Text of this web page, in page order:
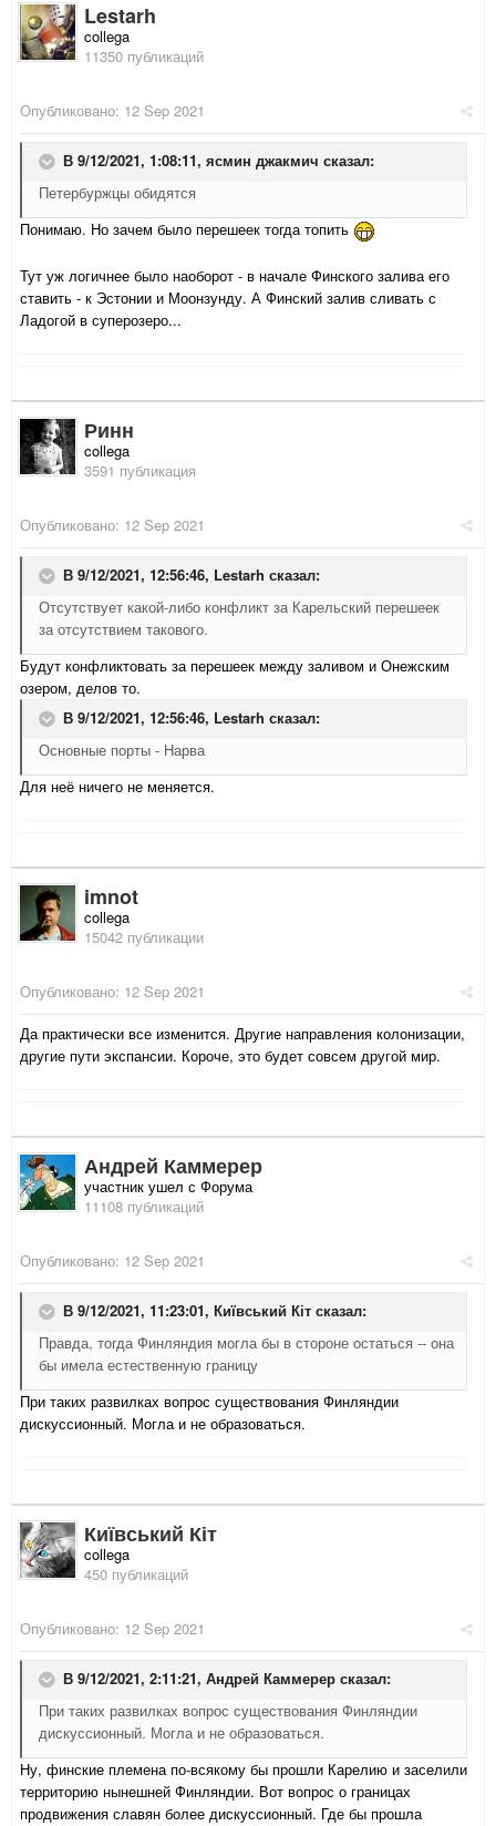
Lestarh
collega
11350 публикаций
Опубликовано: 12 Sep 2021
В 9/12/2021, 1:08:11, ясмин джакмич сказал:
Петербуржцы обидятся
Понимаю. Но зачем было перешеек тогда топить
Тут уж логичнее было наоборот - в начале Финского залива его
ставить - к Эстонии и Моонзунду. А Финский залив сливать с
Ладогой в суперозеро...
Ринн
collega
3591 публикация
Опубликовано: 12 Sep 2021
В 9/12/2021, 12:56:46, Lestarh сказал:
Отсутствует какой-либо конфликт за Карельский перешеек
за отсутствием такового.
Будут конфликтовать за перешеек между заливом и Онежским
озером, делов то.
В 9/12/2021, 12:56:46, Lestarh сказал:
Основные порты - Нарва
Для неё ничего не меняется.
imnot
collega
15042 публикации
Опубликовано: 12 Sep 2021
Да практически все изменится. Другие направления колонизации,
другие пути экспансии. Короче, это будет совсем другой мир.
Андрей Каммерер
участник ушел с Форума
11108 публикаций
Опубликовано: 12 Sep 2021
В 9/12/2021, 11:23:01, Київський Кіт сказал:
Правда, тогда Финляндия могла бы в стороне остаться -- она
бы имела естественную границу
При таких развилках вопрос существования Финляндии
дискуссионный. Могла и не образоваться.
Київський Кіт
collega
450 публикаций
Опубликовано: 12 Sep 2021
В 9/12/2021, 2:11:21, Андрей Каммерер сказал:
При таких развилках вопрос существования Финляндии
дискуссионный. Могла и не образоваться.
Ну, финские племена по-всякому бы прошли Карелию и заселили
территорию нынешней Финляндии. Вот вопрос о границах
продвижения славян более дискуссионный. Где бы прошла